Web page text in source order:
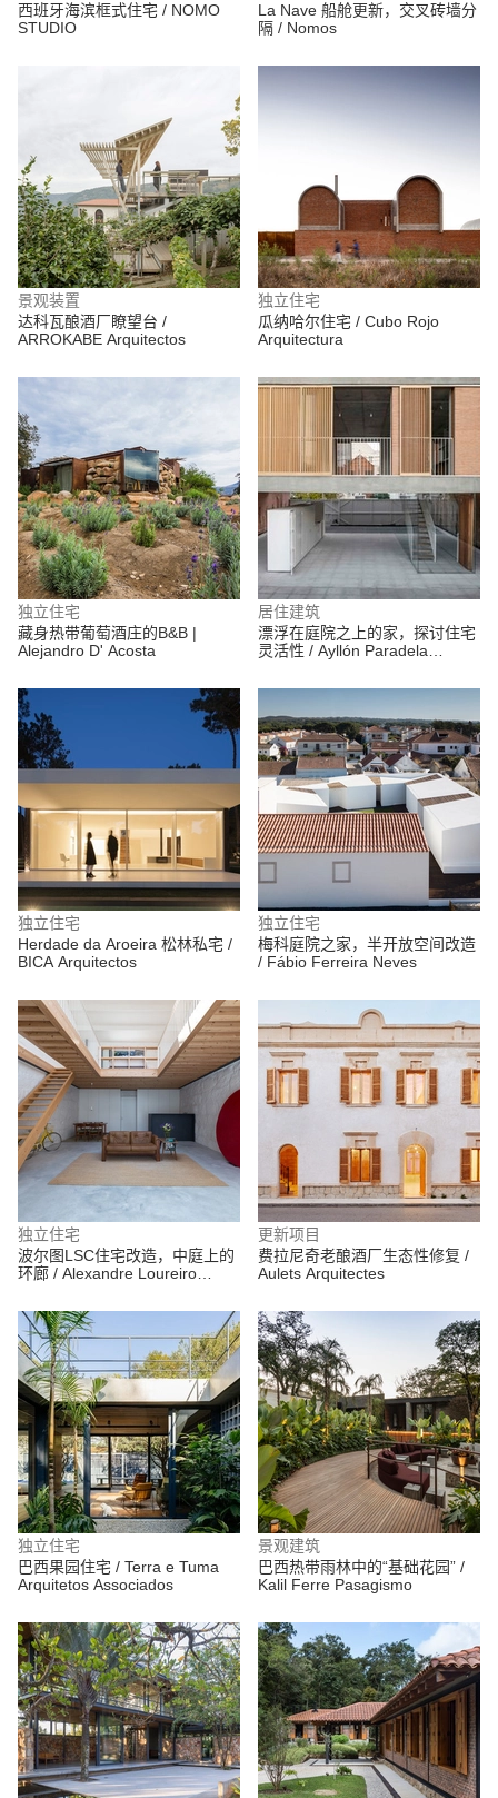
西班牙海滨框式住宅 / NOMO
STUDIO
La Nave 船舱更新，交叉砖墙分
隔 / Nomos
景观装置
达科瓦酿酒厂瞭望台 /
ARROKABE Arquitectos
独立住宅
瓜纳哈尔住宅 / Cubo Rojo
Arquitectura
独立住宅
藏身热带葡萄酒庄的B&B |
Alejandro D' Acosta
居住建筑
漂浮在庭院之上的家，探讨住宅
灵活性 / Ayllón Paradela
独立住宅
Herdade da Aroeira 松林私宅 /
BICA Arquitectos
独立住宅
梅科庭院之家，半开放空间改造
/ Fábio Ferreira Neves
独立住宅
波尔图LSC住宅改造，中庭上的
环廊 / Alexandre Loureiro
更新项目
费拉尼奇老酿酒厂生态性修复 /
Aulets Arquitectes
独立住宅
巴西果园住宅 / Terra e Tuma
Arquitetos Associados
景观建筑
巴西热带雨林中的“基础花园” /
Kalil Ferre Pasagismo